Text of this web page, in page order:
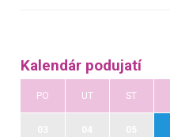
Kalendár podujatí
PO UT ST